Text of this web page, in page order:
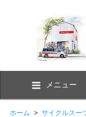
メニュー
ホーム > サイクルスー